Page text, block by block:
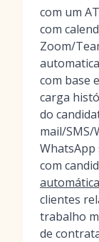
com um
com
Zoom/
com base
carga
do
mail/SMS/
WhatsApp
com
automática
clientes
trabalho
de